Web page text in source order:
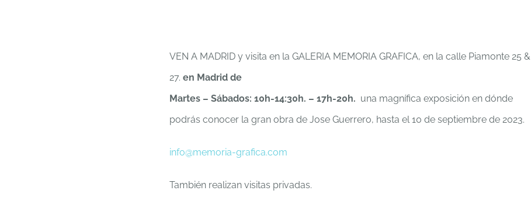
VEN A MADRID y visita en la GALERIA MEMORIA GRAFICA, en la calle Piamonte 25 &
27. en Madrid de
Martes – Sábados: 10h-14:30h. – 17h-20h. una magnífica exposición en dónde
podrás conocer la gran obra de Jose Guerrero, hasta el 10 de septiembre de 2023.
info@memoria-grafica.com
También realizan visitas privadas.